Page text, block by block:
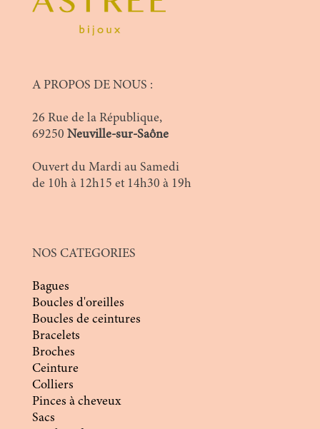
A PROPOS DE NOUS :
26 Rue de la République,
69250 Neuville-sur-Saône
Ouvert du Mardi au Samedi
de 10h à 12h15 et 14h30 à 19h
NOS CATEGORIES
Bagues
Boucles d'oreilles
Boucles de ceintures
Bracelets
Broches
Ceinture
Colliers
Pinces à cheveux
Sacs